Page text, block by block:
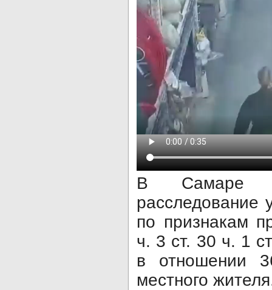
В Самаре
расследование
по признакам
ч. 3 ст. 30 ч. 1
в отношении
местного